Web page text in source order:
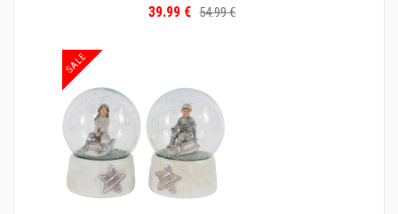
39.99 € 54.99 €
SALE